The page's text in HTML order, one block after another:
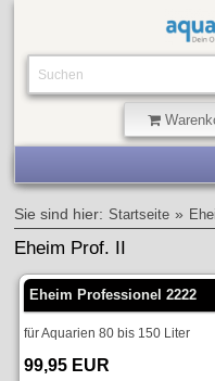
Sie sind hier: Startseite »
Eheim Prof. II
Eheim Professionel 2222
für Aquarien 80 bis 150 Liter
99,95 EUR